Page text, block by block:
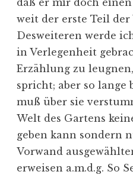
daß er mir doch
weit der erste Teil der
Desweiteren werde
in Verlegenheit
Erzählung zu
spricht; aber so
muß über sie
Welt des Gartens
geben kann sondern
Vorwand
erweisen a.m.d.g. So